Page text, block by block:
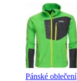
Pánské oblečení